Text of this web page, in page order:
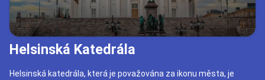
Helsinská Katedrála
Helsinská katedrála, která je považována za ikonu města, je